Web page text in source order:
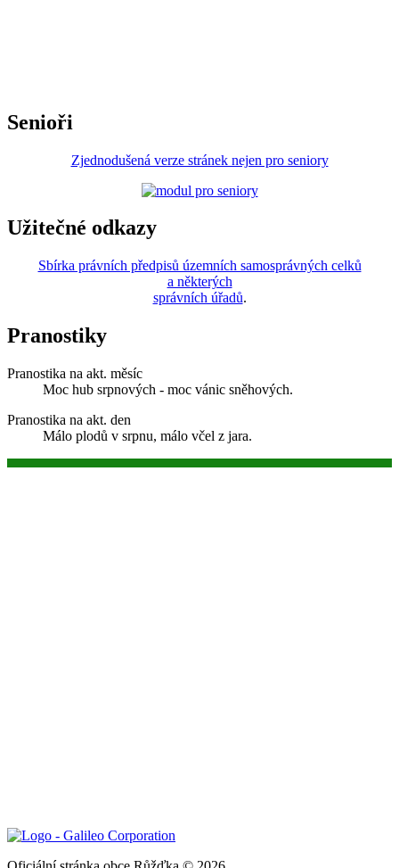
Senioři
Zjednodušená verze stránek nejen pro seniory
Užitečné odkazy
Sbírka právních předpisů územních samosprávných celků
a některých
správních úřadů.
Pranostiky
Pranostika na akt. měsíc
Moc hub srpnových - moc vánic sněhových.
Pranostika na akt. den
Málo plodů v srpnu, málo včel z jara.